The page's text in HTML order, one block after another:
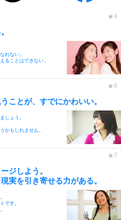
れない」
ることはできない」
ことが、すでにかわいい。
しょう。
かもしれません。
ジしよう。
実を引き寄せる力がある。
です。